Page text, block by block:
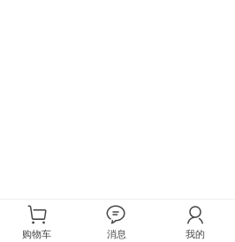
购物车 消息 我的